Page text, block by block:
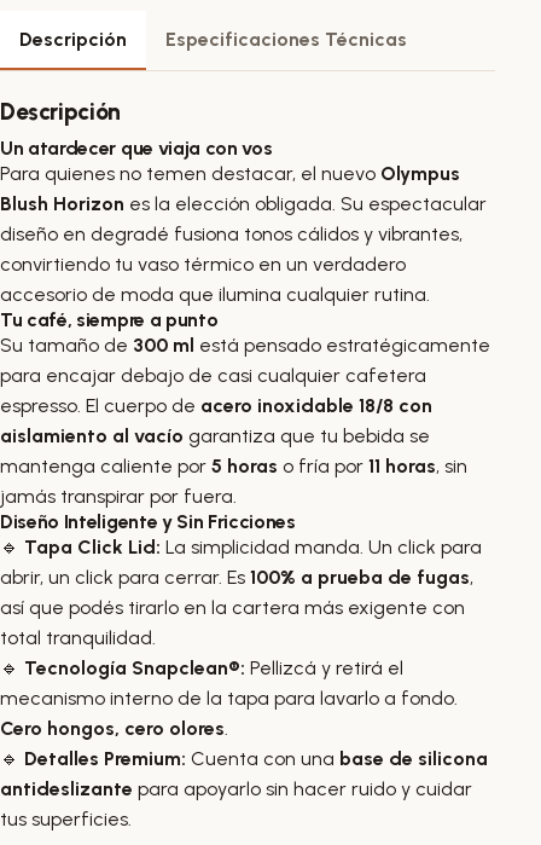
Descripción Especificaciones Técnicas
Descripción
Un atardecer que viaja con vos
Para quienes no temen destacar, el nuevo Olympus
Blush Horizon es la elección obligada. Su espectacular
diseño en degradé fusiona tonos cálidos y vibrantes,
convirtiendo tu vaso térmico en un verdadero
accesorio de moda que ilumina cualquier rutina.
Tu café, siempre a punto
Su tamaño de 300 ml está pensado estratégicamente
para encajar debajo de casi cualquier cafetera
espresso. El cuerpo de acero inoxidable 18/8 con
aislamiento al vacío garantiza que tu bebida se
mantenga caliente por 5 horas o fría por 11 horas, sin
jamás transpirar por fuera.
Diseño Inteligente y Sin Fricciones
🔹 Tapa Click Lid: La simplicidad manda. Un click para
abrir, un click para cerrar. Es 100% a prueba de fugas,
así que podés tirarlo en la cartera más exigente con
total tranquilidad.
🔹 Tecnología Snapclean®: Pellizcá y retirá el
mecanismo interno de la tapa para lavarlo a fondo.
Cero hongos, cero olores.
🔹 Detalles Premium: Cuenta con una base de silicona
antideslizante para apoyarlo sin hacer ruido y cuidar
tus superficies.